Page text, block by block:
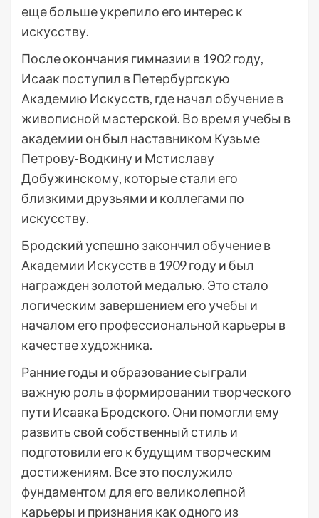
еще больше укрепило его интерес к
искусству.
После окончания гимназии в 1902 году,
Исаак поступил в Петербургскую
Академию Искусств, где начал обучение в
живописной мастерской. Во время учебы в
академии он был наставником Кузьме
Петрову-Водкину и Мстиславу
Добужинскому, которые стали его
близкими друзьями и коллегами по
искусству.
Бродский успешно закончил обучение в
Академии Искусств в 1909 году и был
награжден золотой медалью. Это стало
логическим завершением его учебы и
началом его профессиональной карьеры в
качестве художника.
Ранние годы и образование сыграли
важную роль в формировании творческого
пути Исаака Бродского. Они помогли ему
развить свой собственный стиль и
подготовили его к будущим творческим
достижениям. Все это послужило
фундаментом для его великолепной
карьеры и признания как одного из